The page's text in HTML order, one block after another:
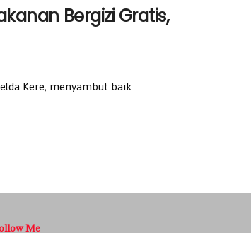
Bergizi Gratis,
Kere, menyambut baik
Me